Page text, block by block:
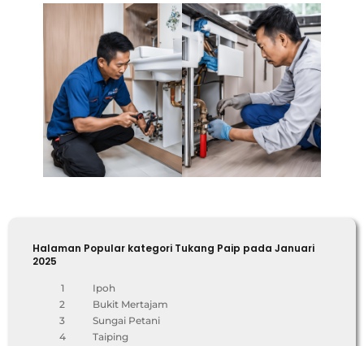
Halaman Popular kategori Tukang Paip pada Januari
2025
1
Ipoh
2
Bukit Mertajam
3
Sungai Petani
4
Taiping